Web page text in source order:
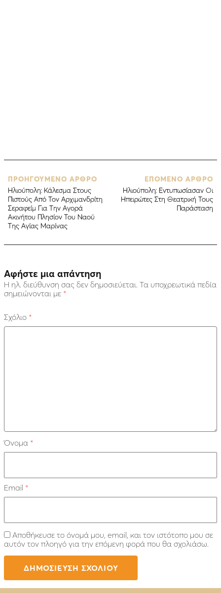
ΠΡΟΗΓΟΥΜΕΝΟ ΑΡΘΡΟ
Ηλιούπολη: Κάλεσμα Στους
Πιστούς Από Τον Αρχιμανδρίτη
Σεραφείμ Για Την Αγορά
Ακινήτου Πλησίον Του Ναού
Της Αγίας Μαρίνας
ΕΠΟΜΕΝΟ ΑΡΘΡΟ
Ηλιούπολη: Εντυπωσίασαν Οι
Ηπειρώτες Στη Θεατρική Τους
Παράσταση
Αφήστε μια απάντηση
Η ηλ. διεύθυνση σας δεν δημοσιεύεται. Τα υποχρεωτικά πεδία
σημειώνονται με *
Σχόλιο *
Όνομα *
Email *
Αποθήκευσε το όνομά μου, email, και τον ιστότοπο μου σε
αυτόν τον πλοηγό για την επόμενη φορά που θα σχολιάσω.